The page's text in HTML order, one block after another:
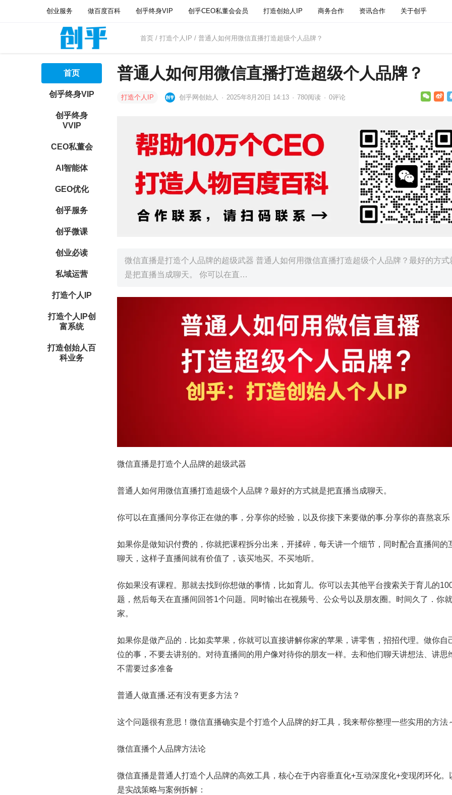
创业服务 做百度百科 创乎终身VIP 创乎CEO私董会会员 打造创始人IP 商务合作 资讯合作 关于创乎
首页/ 打造个人IP / 普通人如何用微信直播打造超级个人品牌？
首页
创乎终身VIP
创乎终身
VVIP
CEO私董会
AI智能体
GEO优化
创乎服务
创乎微课
创业必读
私域运营
打造个人IP
打造个人IP创
富系统
打造创始人百
科业务
普通人如何用微信直播打造超级个人品牌？
打造个人IP 创乎网创始人 · 2025年8月20日 14:13 · 780阅读 · 0评论
微信直播是打造个人品牌的超级武器 普通人如何用微信直播打造超级个人品牌？最好的方式
是把直播当成聊天。 你可以在直…
微信直播是打造个人品牌的超级武器
普通人如何用微信直播打造超级个人品牌？最好的方式就是把直播当成聊天。
你可以在直播间分享你正在做的事，分享你的经验，以及你接下来要做的事.分享你的喜熬哀乐
如果你是做知识付费的，你就把课程拆分出来，开揉碎，每天讲一个细节，同时配合直播间的
聊天，这样子直播间就有价值了，该买地买。不买地听。
你如果没有课程。那就去找到你想做的事情，比如育儿。你可以去其他平台搜索关于育儿的
题，然后每天在直播间回答1个问题。同时输出在视频号、公众号以及朋友圈。时间久了．你
家。
如果你是做产品的．比如卖苹果，你就可以直接讲解你家的苹果，讲零售，招招代理。做你自
位的事，不要去讲别的。对待直播间的用户像对待你的朋友一样。去和他们聊天讲想法、讲思
不需要过多准备
普通人做直播.还有没有更多方法？
这个问题很有意思！微信直播确实是个打造个人品牌的好工具，我来帮你整理一些实用的方法
微信直播个人品牌方法论
微信直播是普通人打造个人品牌的高效工具，核心在于内容垂直化+互动深度化+变现闭环化。
是实战策略与案例拆解：